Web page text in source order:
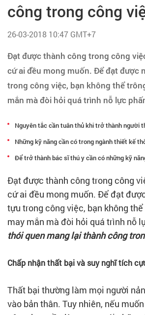
Tạo hồ sơ
Cẩm nang việc làm
Bạn cần tuyển người
Nhà tuyển dụng
công trong công
26-03-2018 10:47 GMT+7
Đạt được thành công trong công
cứ ai đều mong muốn. Để đạt được
trong công việc, bạn không thể
mắn mà đòi hỏi quá trình nỗ lực
Nguyên tắc cần tuân thủ khi trở thành người
Những kỹ năng cần có trong ngành thiết kế
Để trở thành bác sĩ thú y cần có những kỹ
Đạt được thành công trong công
cứ ai đều mong muốn. Để đạt
tựu trong công việc, bạn không
may mắn mà đòi hỏi quá trình nỗ
thói quen mang lại thành công
Chấp nhận thất bại và suy nghĩ tích
Thất bại thường làm mọi người
vào bản thân. Tuy nhiên, nếu